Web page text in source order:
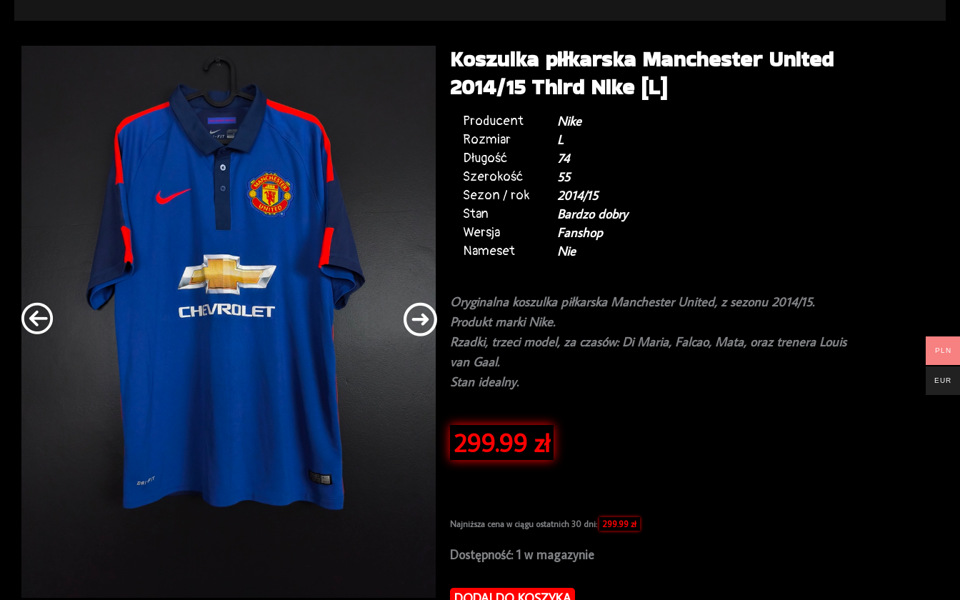
Koszulka piłkarska Manchester United
2014/15 Third Nike [L]
Producent
Nike
Rozmiar
L
Długość
74
Szerokość
55
Sezon / rok
2014/15
Stan
Bardzo dobry
Wersja
Fanshop
Nameset
Nie
Oryginalna koszulka piłkarska Manchester United, z sezonu 2014/15.
Produkt marki Nike.
Rzadki, trzeci model, za czasów: Di Maria, Falcao, Mata, oraz trenera Louis
van Gaal.
Stan idealny.
299.99 zł
Najniższa cena w ciągu ostatnich 30 dni: 299.99 zł
Dostępność: 1 w magazynie
ilość
piłkarska
PLN
EUR